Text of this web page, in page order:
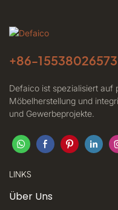
+86-15538026573
Defaico ist spezialisiert auf
Möbelherstellung und
und Gewerbeprojekte.
LINKS
Über Uns